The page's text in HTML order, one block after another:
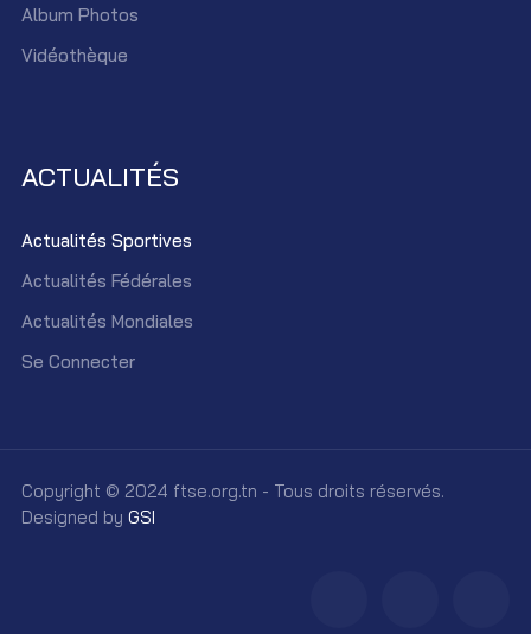
Album Photos
Vidéothèque
ACTUALITÉS
Actualités Sportives
Actualités Fédérales
Actualités Mondiales
Se Connecter
Copyright © 2024 ftse.org.tn - Tous droits réservés.
Designed by GSI